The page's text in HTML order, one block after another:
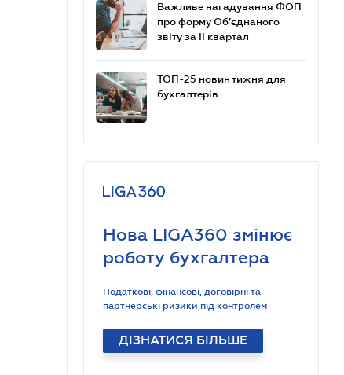
Важливе нагадування ФОП
про форму Об’єднаного
звіту за ІІ квартал
ТОП-25 новин тижня для
бухгалтерів
Нова LIGA360 змінює
роботу бухгалтера
Податкові, фінансові, договірні та
партнерські ризики під контролем
ДІЗНАТИСЯ БІЛЬШЕ